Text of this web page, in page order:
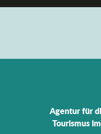
Agentur für
Tourismus